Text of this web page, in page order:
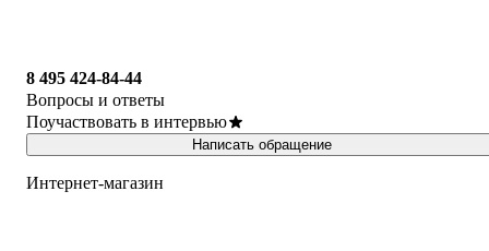
8 495 424-84-44
Вопросы и ответы
Поучаствовать в интервью
Написать обращение
Интернет-магазин